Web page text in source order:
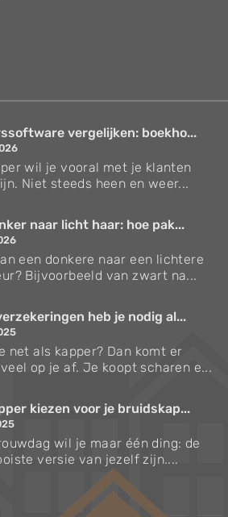
vergelijken: boekho...
wil je vooral met je klanten
Niet steeds heen en weer...
naar licht haar: hoe pak...
een donkere naar een lichtere
Bijvoorbeeld van zwart na...
heb je nodig al...
net als kapper? Dan komt er
op je af. Je koopt scharen e...
kiezen voor je bruidskap...
wil je maar één ding: de
versie van jezelf zijn....